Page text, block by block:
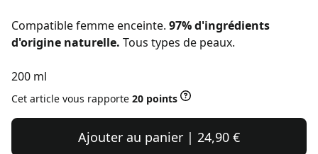
Compatible femme enceinte. 97% d'ingrédients
d'origine naturelle. Tous types de peaux.
200 ml
Cet article vous rapporte 20 points
Ajouter au panier | 24,90 €